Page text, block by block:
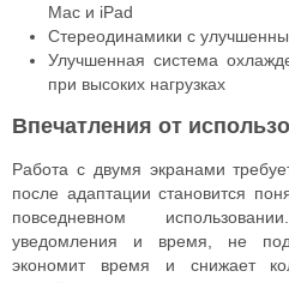
Mac и iPad
Стереодинамики с
Улучшенная система
при высоких нагрузках
Впечатления от
Работа с двумя экранами
после адаптации становится
повседневном
уведомления и время, не
экономит время и снижает